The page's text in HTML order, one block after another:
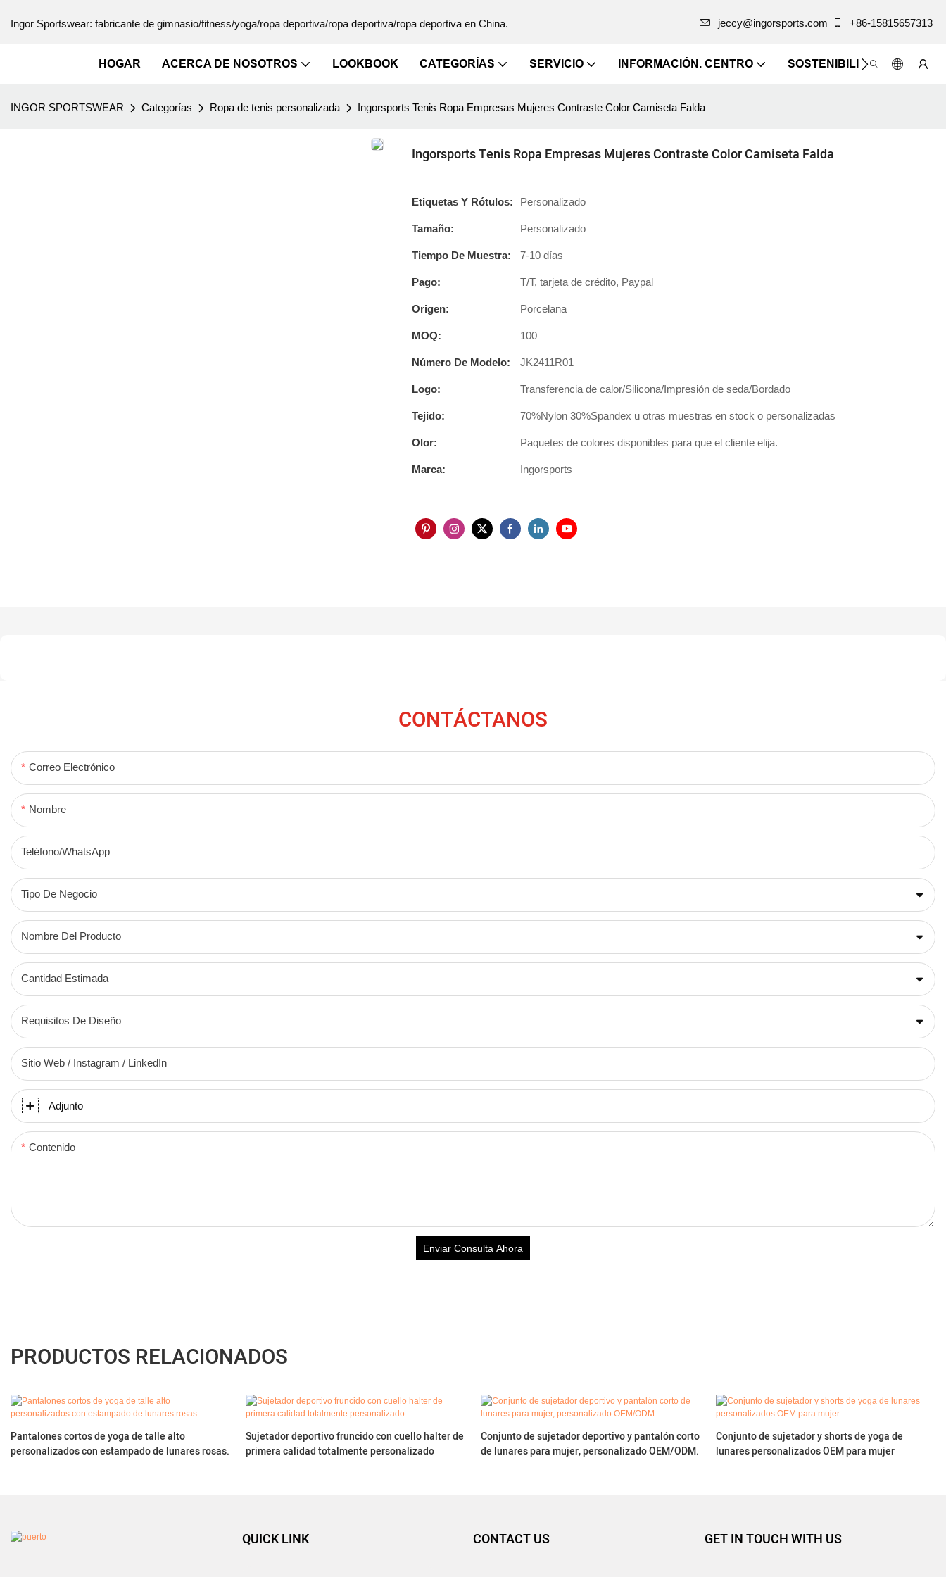
Ingor Sportswear: fabricante de gimnasio/fitness/yoga/ropa deportiva/ropa deportiva/ropa deportiva en China. jeccy@ingorsports.com +86-15815657313
HOGAR ACERCA DE NOSOTROS LOOKBOOK CATEGORÍAS SERVICIO INFORMACIÓN. CENTRO SOSTENIBILIDAD
INGOR SPORTSWEAR Categorías Ropa de tenis personalizada Ingorsports Tenis Ropa Empresas Mujeres Contraste Color Camiseta Falda
Ingorsports Tenis Ropa Empresas Mujeres Contraste Color Camiseta Falda
Etiquetas Y Rótulos: Personalizado
Tamaño: Personalizado
Tiempo De Muestra: 7-10 días
Pago: T/T, tarjeta de crédito, Paypal
Origen: Porcelana
MOQ: 100
Número De Modelo: JK2411R01
Logo: Transferencia de calor/Silicona/Impresión de seda/Bordado
Tejido: 70%Nylon 30%Spandex u otras muestras en stock o personalizadas
Olor: Paquetes de colores disponibles para que el cliente elija.
Marca: Ingorsports
CONTÁCTANOS
Correo Electrónico
Nombre
Teléfono/WhatsApp
Tipo De Negocio
Nombre Del Producto
Cantidad Estimada
Requisitos De Diseño
Sitio Web / Instagram / LinkedIn
Adjunto
Contenido
Enviar Consulta Ahora
PRODUCTOS RELACIONADOS
Pantalones cortos de yoga de talle alto
personalizados con estampado de lunares rosas.
Sujetador deportivo fruncido con cuello halter de
primera calidad totalmente personalizado
Conjunto de sujetador deportivo y pantalón corto
de lunares para mujer, personalizado OEM/ODM.
Conjunto de sujetador y shorts de yoga de
lunares personalizados OEM para mujer
QUICK LINK CONTACT US GET IN TOUCH WITH US